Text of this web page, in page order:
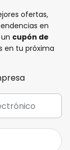
ofertas,
en
cupón de
en tu próxima